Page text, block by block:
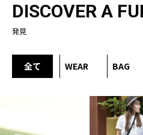
DISCOVER A
発見
全て WEAR BAG